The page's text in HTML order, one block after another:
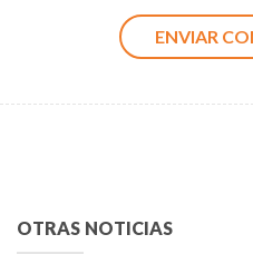
OTRAS NOTICIAS